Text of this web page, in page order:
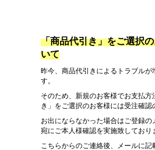
「商品代引き」をご選択
いて
昨今、商品代引きによるトラブルが
す。
そのため、新規のお客様でお支払方
き」をご選択のお客様には受注確認
お出にならなかった場合はご登録の
宛にご本人様確認を実施致しており
こちらからのご連絡後、メールに記